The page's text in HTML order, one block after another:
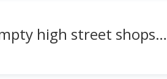
high street shops…